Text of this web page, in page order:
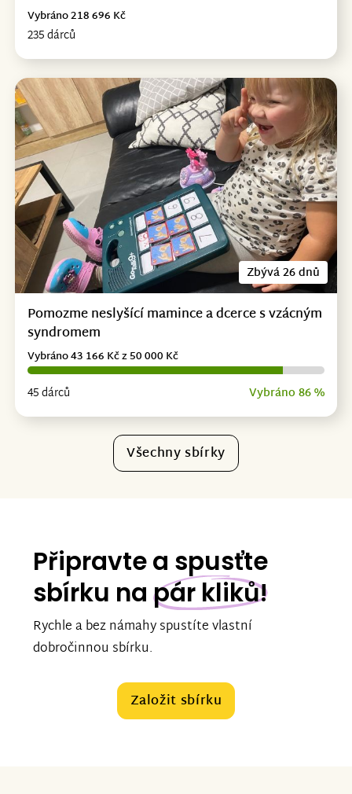
235 dárců
Vybráno 218 696 Kč
Zbývá 26 dnů
Pomozme neslyšící mamince a dcerce s vzácným
syndromem
45 dárců Vybráno 86 %
Vybráno 43 166 Kč z 50 000 Kč
Všechny sbírky
Připravte a spusťte
sbírku na pár kliků!
Rychle a bez námahy spustíte vlastní
dobročinnou sbírku.
Založit sbírku